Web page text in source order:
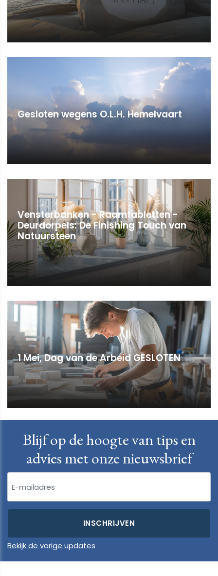
Gesloten wegens O.L.H. Hemelvaart
Vensterbanken - Raamtabletten -
Deurdorpels: De Finishing Touch van
Natuursteen
1 Mei, Dag van de Arbeid GESLOTEN
Blijf op de hoogte van tips en
advies met onze nieuwsbrief
Bekijk de vorige updates